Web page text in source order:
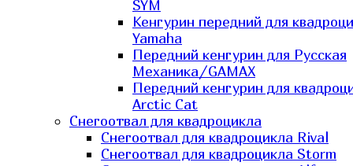
SYM
Кенгурин передний для
Yamaha
Передний кенгурин для Русская
Механика/GAMAX
Передний кенгурин для
Arctic Cat
Снегоотвал для квадроцикла
Снегоотвал для квадроцикла Rival
Снегоотвал для квадроцикла Storm